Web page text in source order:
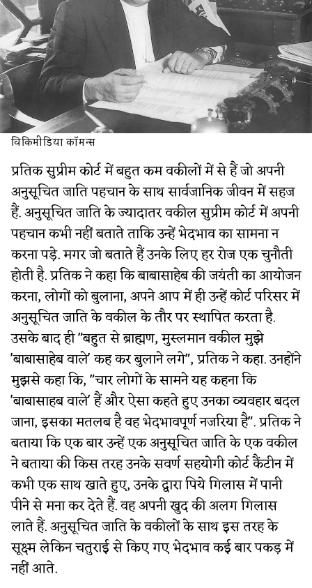
विकिमीडिया कॉमन्स
प्रतिक सुप्रीम कोर्ट में बहुत कम वकीलों में से हैं जो अपनी
अनुसूचित जाति पहचान के साथ सार्वजानिक जीवन में सहज
हैं. अनुसूचित जाति के ज्यादातर वकील सुप्रीम कोर्ट में अपनी
पहचान कभी नहीं बताते ताकि उन्हें भेदभाव का सामना न
करना पड़े. मगर जो बताते हैं उनके लिए हर रोज एक चुनौती
होती है. प्रतिक ने कहा कि बाबासाहेब की जयंती का आयोजन
करना, लोगों को बुलाना, अपने आप में ही उन्हें कोर्ट परिसर में
अनुसूचित जाति के वकील के तौर पर स्थापित करता है.
उसके बाद ही "बहुत से ब्राह्मण, मुस्लमान वकील मुझे
'बाबासाहेब वाले' कह कर बुलाने लगे", प्रतिक ने कहा. उनहोंने
मुझसे कहा कि, "चार लोगों के सामने यह कहना कि
'बाबासाहब वाले' हैं और ऐसा कहते हुए उनका व्यवहार बदल
जाना, इसका मतलब है वह भेदभावपूर्ण नजरिया है". प्रतिक ने
बताया कि एक बार उन्हें एक अनुसूचित जाति के एक वकील
ने बताया की किस तरह उनके सवर्ण सहयोगी कोर्ट कैंटीन में
कभी एक साथ खाते हुए, उनके द्वारा पिये गिलास में पानी
पीने से मना कर देते हैं. वह अपनी खुद की अलग गिलास
लाते हैं. अनुसूचित जाति के वकीलों के साथ इस तरह के
सूक्ष्म लेकिन चतुराई से किए गए भेदभाव कई बार पकड़ में
नहीं आते.